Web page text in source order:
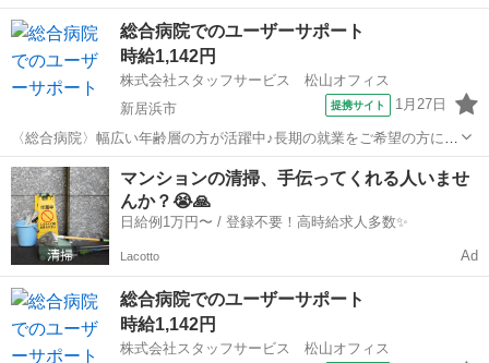
等を行っていただきます。 派遣社員 ◇各種社会保険完備 (加入保険
は、就業時間により異なります。) ◇学歴不問 ◇未経験者活躍中 ◇主
婦(主夫)活躍中 ...
愛媛 その他
総合病院でのユーザーサポート
時給1,142円
株式会社スタッフサービス 松山オフィス
新居浜市
提携サイト 1月27日
〈総合病院〉幅広い年齢層の方が活躍中♪長期の就業をご希望の方にオ
ススメです！ 【お仕事の内容】院内のパソコン・スマートフォ
ン・ＰＨＳ・ネットワークなどの運用保守業務、電子カルテシステ
ム・部門システムなどの運用保守、更新...
愛媛 新居浜市
マンションの清掃、手伝ってくれる人いませ
んか？😭🙏
日給例1万円〜 / 登録不要！高時給求人多数✨
Lacotto Ad
総合病院でのユーザーサポート
時給1,142円
株式会社スタッフサービス 松山オフィス